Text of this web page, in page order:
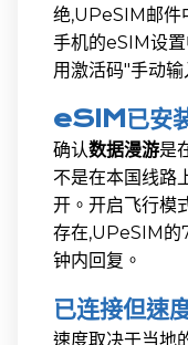
绝,UPeSIM邮件
手机的eSIM设
用激活码"手动输
eSIM已安
确认数据漫游是
不是在本国线路
开。开启飞行模
存在,UPeSIM的
钟内回复。
已连接但速
速度取决于当地